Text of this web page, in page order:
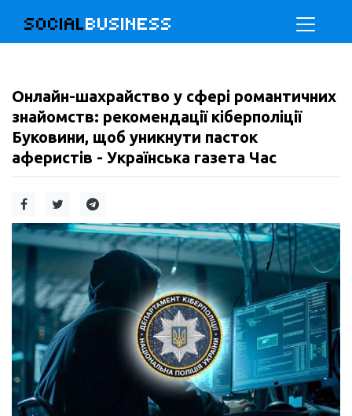
SOCIALBUSINESS
Онлайн-шахрайство у сфері романтичних
знайомств: рекомендації кіберполіції
Буковини, щоб уникнути пасток
аферистів - Українська газета Час